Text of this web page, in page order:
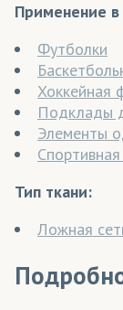
Применение в
Футболки
Хоккейная
Подклады
Элементы
Тип ткани:
Ложная